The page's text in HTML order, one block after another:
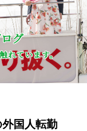
グ
れています。
国人転勤